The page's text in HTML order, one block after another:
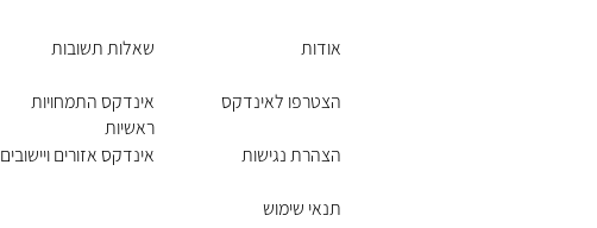
אודות
הצטרפו לאינדקס
הצהרת נגישות
תנאי שימוש
שאלות תשובות
אינדקס התמחויות
ראשיות
אינדקס אזורים ויישובים